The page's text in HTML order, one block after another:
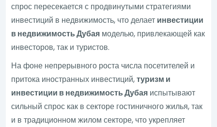
спрос пересекается с продвинутыми стратегиями
инвестиций в недвижимость, что делает инвестиции
в недвижимость Дубая моделью, привлекающей как
инвесторов, так и туристов.
На фоне непрерывного роста числа посетителей и
притока иностранных инвестиций,туризм и
инвестиции в недвижимость Дубая испытывают
сильный спрос как в секторе гостиничного жилья, так
и в традиционном жилом секторе, что укрепляет